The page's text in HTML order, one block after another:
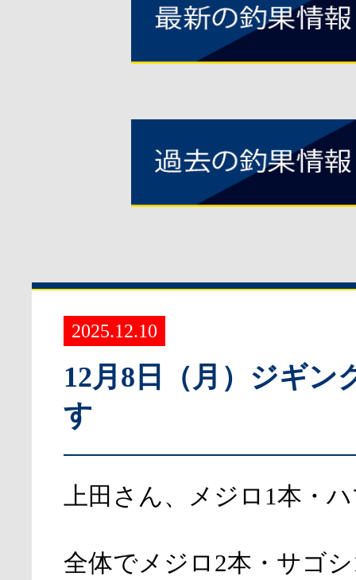
2025.12.10
12月8日（月）ジギン
す
上田さん、メジロ1本・
全体でメジロ2本・サゴ